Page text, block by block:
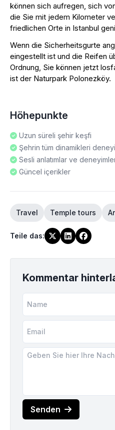
können sich aufregen, sich
die Sie mit jedem Kilometer
friedlichen Orte in Istanbul
Wenn die Sicherheitsgurte
eingestellt ist und die Reifen
Ordnung, Sie können jetzt
ist der Naturpark Polonezköy.
Höhepunkte
Uzun süreli şehir keşfi
Şehrin tüm dinamikleri
Sesli anlatımlar ve
Güncel içerikler
Travel Temple tours
Teile das:
Kommentar
Senden